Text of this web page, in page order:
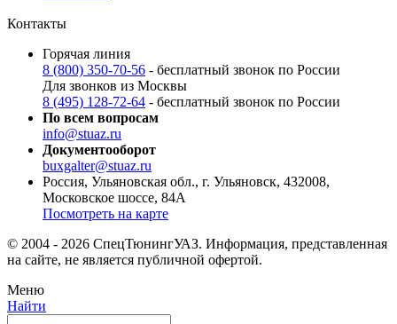
Контакты
Горячая линия
8 (800) 350-70-56 - бесплатный звонок по России
Для звонков из Москвы
8 (495) 128-72-64 - бесплатный звонок по России
По всем вопросам
info@stuaz.ru
Документооборот
buxgalter@stuaz.ru
Россия, Ульяновская обл., г. Ульяновск, 432008,
Московское шоссе, 84А
Посмотреть на карте
© 2004 - 2026 СпецТюнингУАЗ. Информация, представленная
на сайте, не является публичной офертой.
Меню
Найти